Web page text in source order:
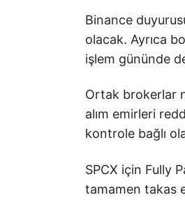
Binance
olacak. Ayrıca
işlem gününde
Ortak brokerlar
alım emirleri
kontrole bağlı
SPCX için Fully
tamamen takas